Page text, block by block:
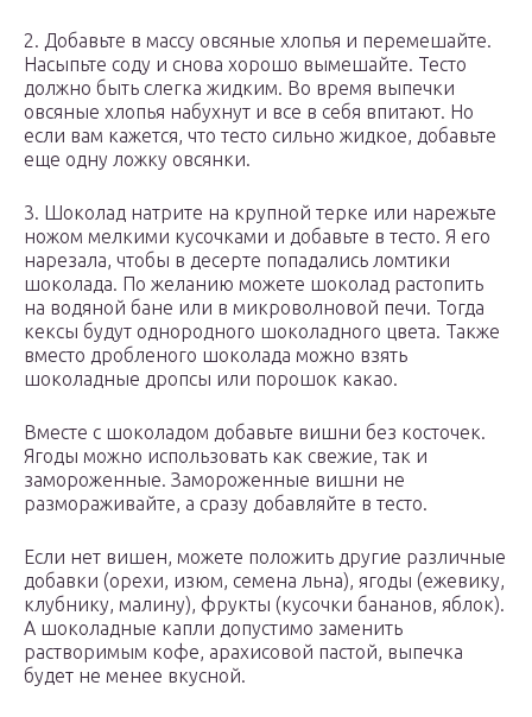
2. Добавьте в массу овсяные хлопья и перемешайте.
Насыпьте соду и снова хорошо вымешайте. Тесто
должно быть слегка жидким. Во время выпечки
овсяные хлопья набухнут и все в себя впитают. Но
если вам кажется, что тесто сильно жидкое, добавьте
еще одну ложку овсянки.
3. Шоколад натрите на крупной терке или нарежьте
ножом мелкими кусочками и добавьте в тесто. Я его
нарезала, чтобы в десерте попадались ломтики
шоколада. По желанию можете шоколад растопить
на водяной бане или в микроволновой печи. Тогда
кексы будут однородного шоколадного цвета. Также
вместо дробленого шоколада можно взять
шоколадные дропсы или порошок какао.
Вместе с шоколадом добавьте вишни без косточек.
Ягоды можно использовать как свежие, так и
замороженные. Замороженные вишни не
размораживайте, а сразу добавляйте в тесто.
Если нет вишен, можете положить другие различные
добавки (орехи, изюм, семена льна), ягоды (ежевику,
клубнику, малину), фрукты (кусочки бананов, яблок).
А шоколадные капли допустимо заменить
растворимым кофе, арахисовой пастой, выпечка
будет не менее вкусной.